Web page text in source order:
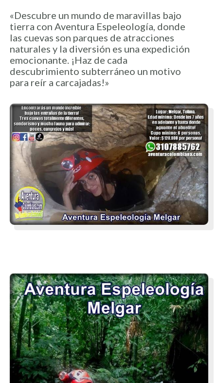
«Descubre un mundo de maravillas bajo
tierra con Aventura Espeleología, donde
las cuevas son parques de atracciones
naturales y la diversión es una expedición
emocionante. ¡Haz de cada
descubrimiento subterráneo un motivo
para reír a carcajadas!»